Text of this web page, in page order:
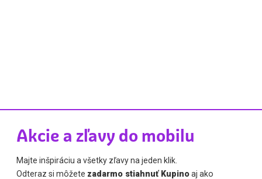
Akcie a zľavy do mobilu
Majte inšpiráciu a všetky zľavy na jeden klik.
Odteraz si môžete zadarmo stiahnuť Kupinoaj ako